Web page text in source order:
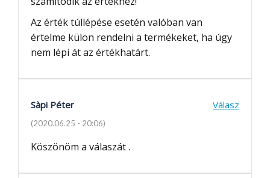
Az érték túllépése esetén valóban van
értelme külön rendelni a termékeket, ha úgy
nem lépi át az értékhatárt.
Sàpi Péter Válasz
(2020.06.25 - 20:06)
Köszönöm a válaszát .